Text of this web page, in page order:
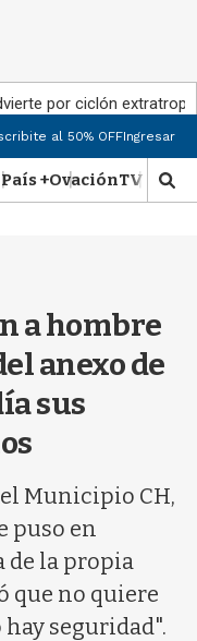
por ciclón
al 50% OFFIngresar
+OvaciónTV Show
M
o
a
a hombre
anexo de
sus
Municipio CH,
puso en
de la propia
que no quiere
seguridad".